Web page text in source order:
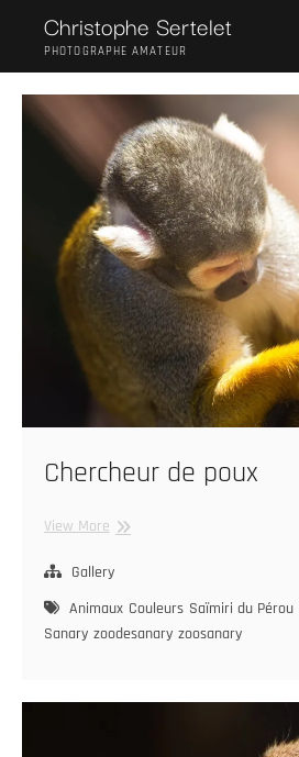
content
Christophe Sertelet
PHOTOGRAPHE AMATEUR
Chercheur de poux
View More Chercheur
poux
Gallery
Animaux Couleurs Saïmiri du Pérou
Sanary zoodesanary zoosanary